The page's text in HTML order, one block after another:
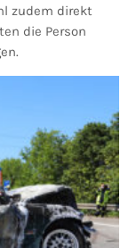
zudem direkt
die Person